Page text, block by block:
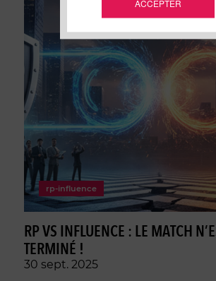
ACCEPTER
rp-influence
RP VS INFLUENCE : LE MATCH
TERMINÉ !
30 sept. 2025